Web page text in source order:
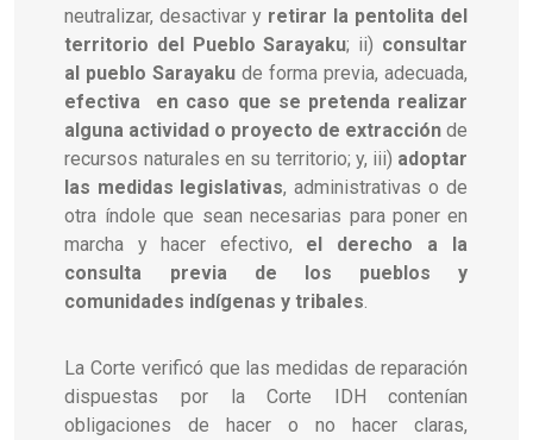
neutralizar, desactivar y retirar la pentolita del
territorio del Pueblo Sarayaku; ii) consultar
al pueblo Sarayaku de forma previa, adecuada,
efectiva en caso que se pretenda realizar
alguna actividad o proyecto de extracción de
recursos naturales en su territorio; y, iii) adoptar
las medidas legislativas, administrativas o de
otra índole que sean necesarias para poner en
marcha y hacer efectivo, el derecho a la
consulta previa de los pueblos y
comunidades indígenas y tribales.
La Corte verificó que las medidas de reparación
dispuestas por la Corte IDH contenían
obligaciones de hacer o no hacer claras,